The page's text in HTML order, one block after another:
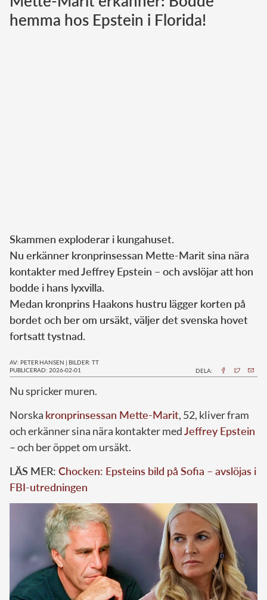
Norska kungahuset
hemma hos Epstein i Florida!
Skammen exploderar i kungahuset.
Nu erkänner kronprinsessan Mette-Marit sina nära
kontakter med Jeffrey Epstein – och avslöjar att hon
bodde i hans lyxvilla.
Medan kronprins Haakons hustru lägger korten på
bordet och ber om ursäkt, väljer det svenska hovet
fortsatt tystnad.
AV: PETER HANSEN | BILDER: TT
PUBLICERAD: 2026-02-01
DELA:
Nu spricker muren.
Norska kronprinsessan Mette-Marit, 52, kliver fram
och erkänner sina nära kontakter medJeffrey Epstein
– och ber öppet om ursäkt.
LÄS MER: Chocken: Epsteins bild på Sofia – avslöjas i
FBI-utredningen